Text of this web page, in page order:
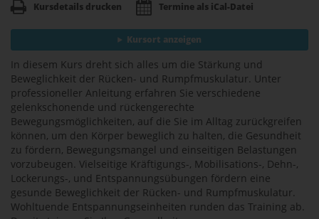
Kursdetails drucken Termine als iCal-Datei
Kursort anzeigen
In diesem Kurs dreht sich alles um die Stärkung und
Beweglichkeit der Rücken- und Rumpfmuskulatur. Unter
professioneller Anleitung erfahren Sie verschiedene
gelenkschonende und rückengerechte
Bewegungsmöglichkeiten, auf die Sie im Alltag zurückgreifen
können, um den Körper beweglich zu halten, die Gesundheit
zu fördern, Bewegungsmangel und einseitigen Belastungen
vorzubeugen. Vielseitige Kräftigungs-, Mobilisations-, Dehn-,
Lockerungs-, und Entspannungsübungen fördern eine
gesunde Beweglichkeit der Rücken- und Rumpfmuskulatur.
Wohltuende Entspannungseinheiten runden das Training ab.